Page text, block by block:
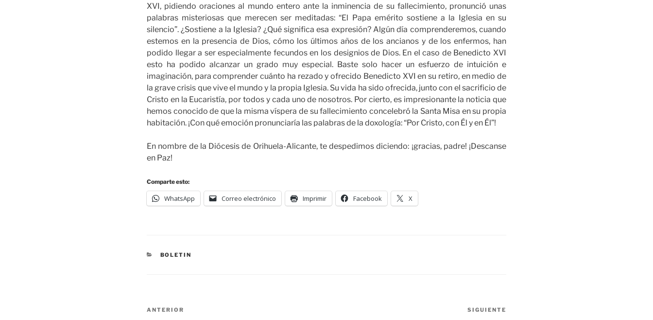
XVI, pidiendo oraciones al mundo entero ante la inminencia de su fallecimiento, pronunció unas
palabras misteriosas que merecen ser meditadas: “El Papa emérito sostiene a la Iglesia en su
silencio”. ¿Sostiene a la Iglesia? ¿Qué significa esa expresión? Algún día comprenderemos, cuando
estemos en la presencia de Dios, cómo los últimos años de los ancianos y de los enfermos, han
podido llegar a ser especialmente fecundos en los designios de Dios. En el caso de Benedicto XVI
esto ha podido alcanzar un grado muy especial. Baste solo hacer un esfuerzo de intuición e
imaginación, para comprender cuánto ha rezado y ofrecido Benedicto XVI en su retiro, en medio de
la grave crisis que vive el mundo y la propia Iglesia. Su vida ha sido ofrecida, junto con el sacrificio de
Cristo en la Eucaristía, por todos y cada uno de nosotros. Por cierto, es impresionante la noticia que
hemos conocido de que la misma víspera de su fallecimiento concelebró la Santa Misa en su propia
habitación. ¡Con qué emoción pronunciaría las palabras de la doxología: “Por Cristo, con Él y en Él”!
En nombre de la Diócesis de Orihuela-Alicante, te despedimos diciendo: ¡gracias, padre! ¡Descanse
en Paz!
Comparte esto:
WhatsApp Correo electrónico Imprimir Facebook X
BOLETIN
ANTERIOR SIGUIENTE